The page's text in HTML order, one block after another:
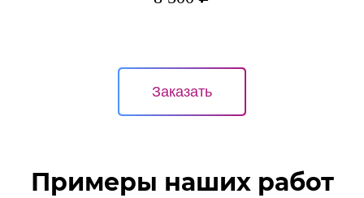
Заказать
Примеры наших работ